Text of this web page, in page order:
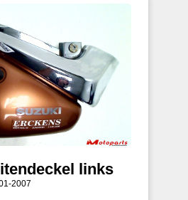
links
2007